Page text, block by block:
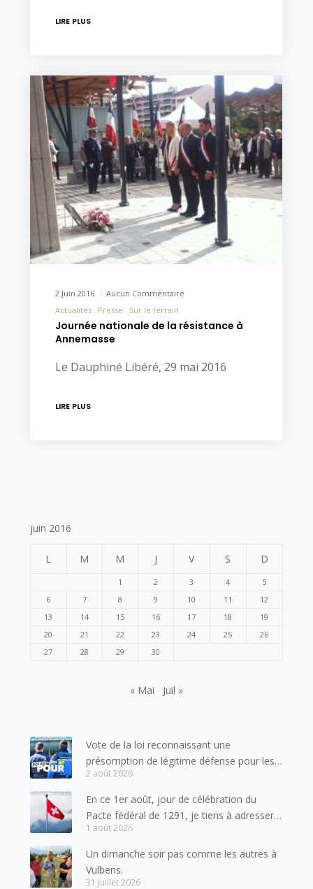
LIRE PLUS
2 Juin 2016
Aucun Commentaire
Actualités
Presse Sur le terrain
Journée nationale de la résistance à
Annemasse
Le Dauphiné Libéré, 29 mai 2016
LIRE PLUS
juin 2016
L M M J V S D
1 2 3 4
5
6
7 8 9 10 11
12
13
14 15 16 17 18
19
20
21 22 23 24 25
26
27
28 29 30
« Mai Juil »
Vote de la loi reconnaissant une
présomption de légitime défense pour les
forces de l’ordre
2 août 2026
En ce 1er août, jour de célébration du
Pacte fédéral de 1291, je tiens à adresser
mes meilleures salutations à nos voisins et
amis suisses, et plus particulièrement aux
habitants du bassin genevois et de l’arc
lémanique, avec lesquels la Haute-Savoie
1 août 2026
Un dimanche soir pas comme les autres à
Vulbens.
31 juillet 2026